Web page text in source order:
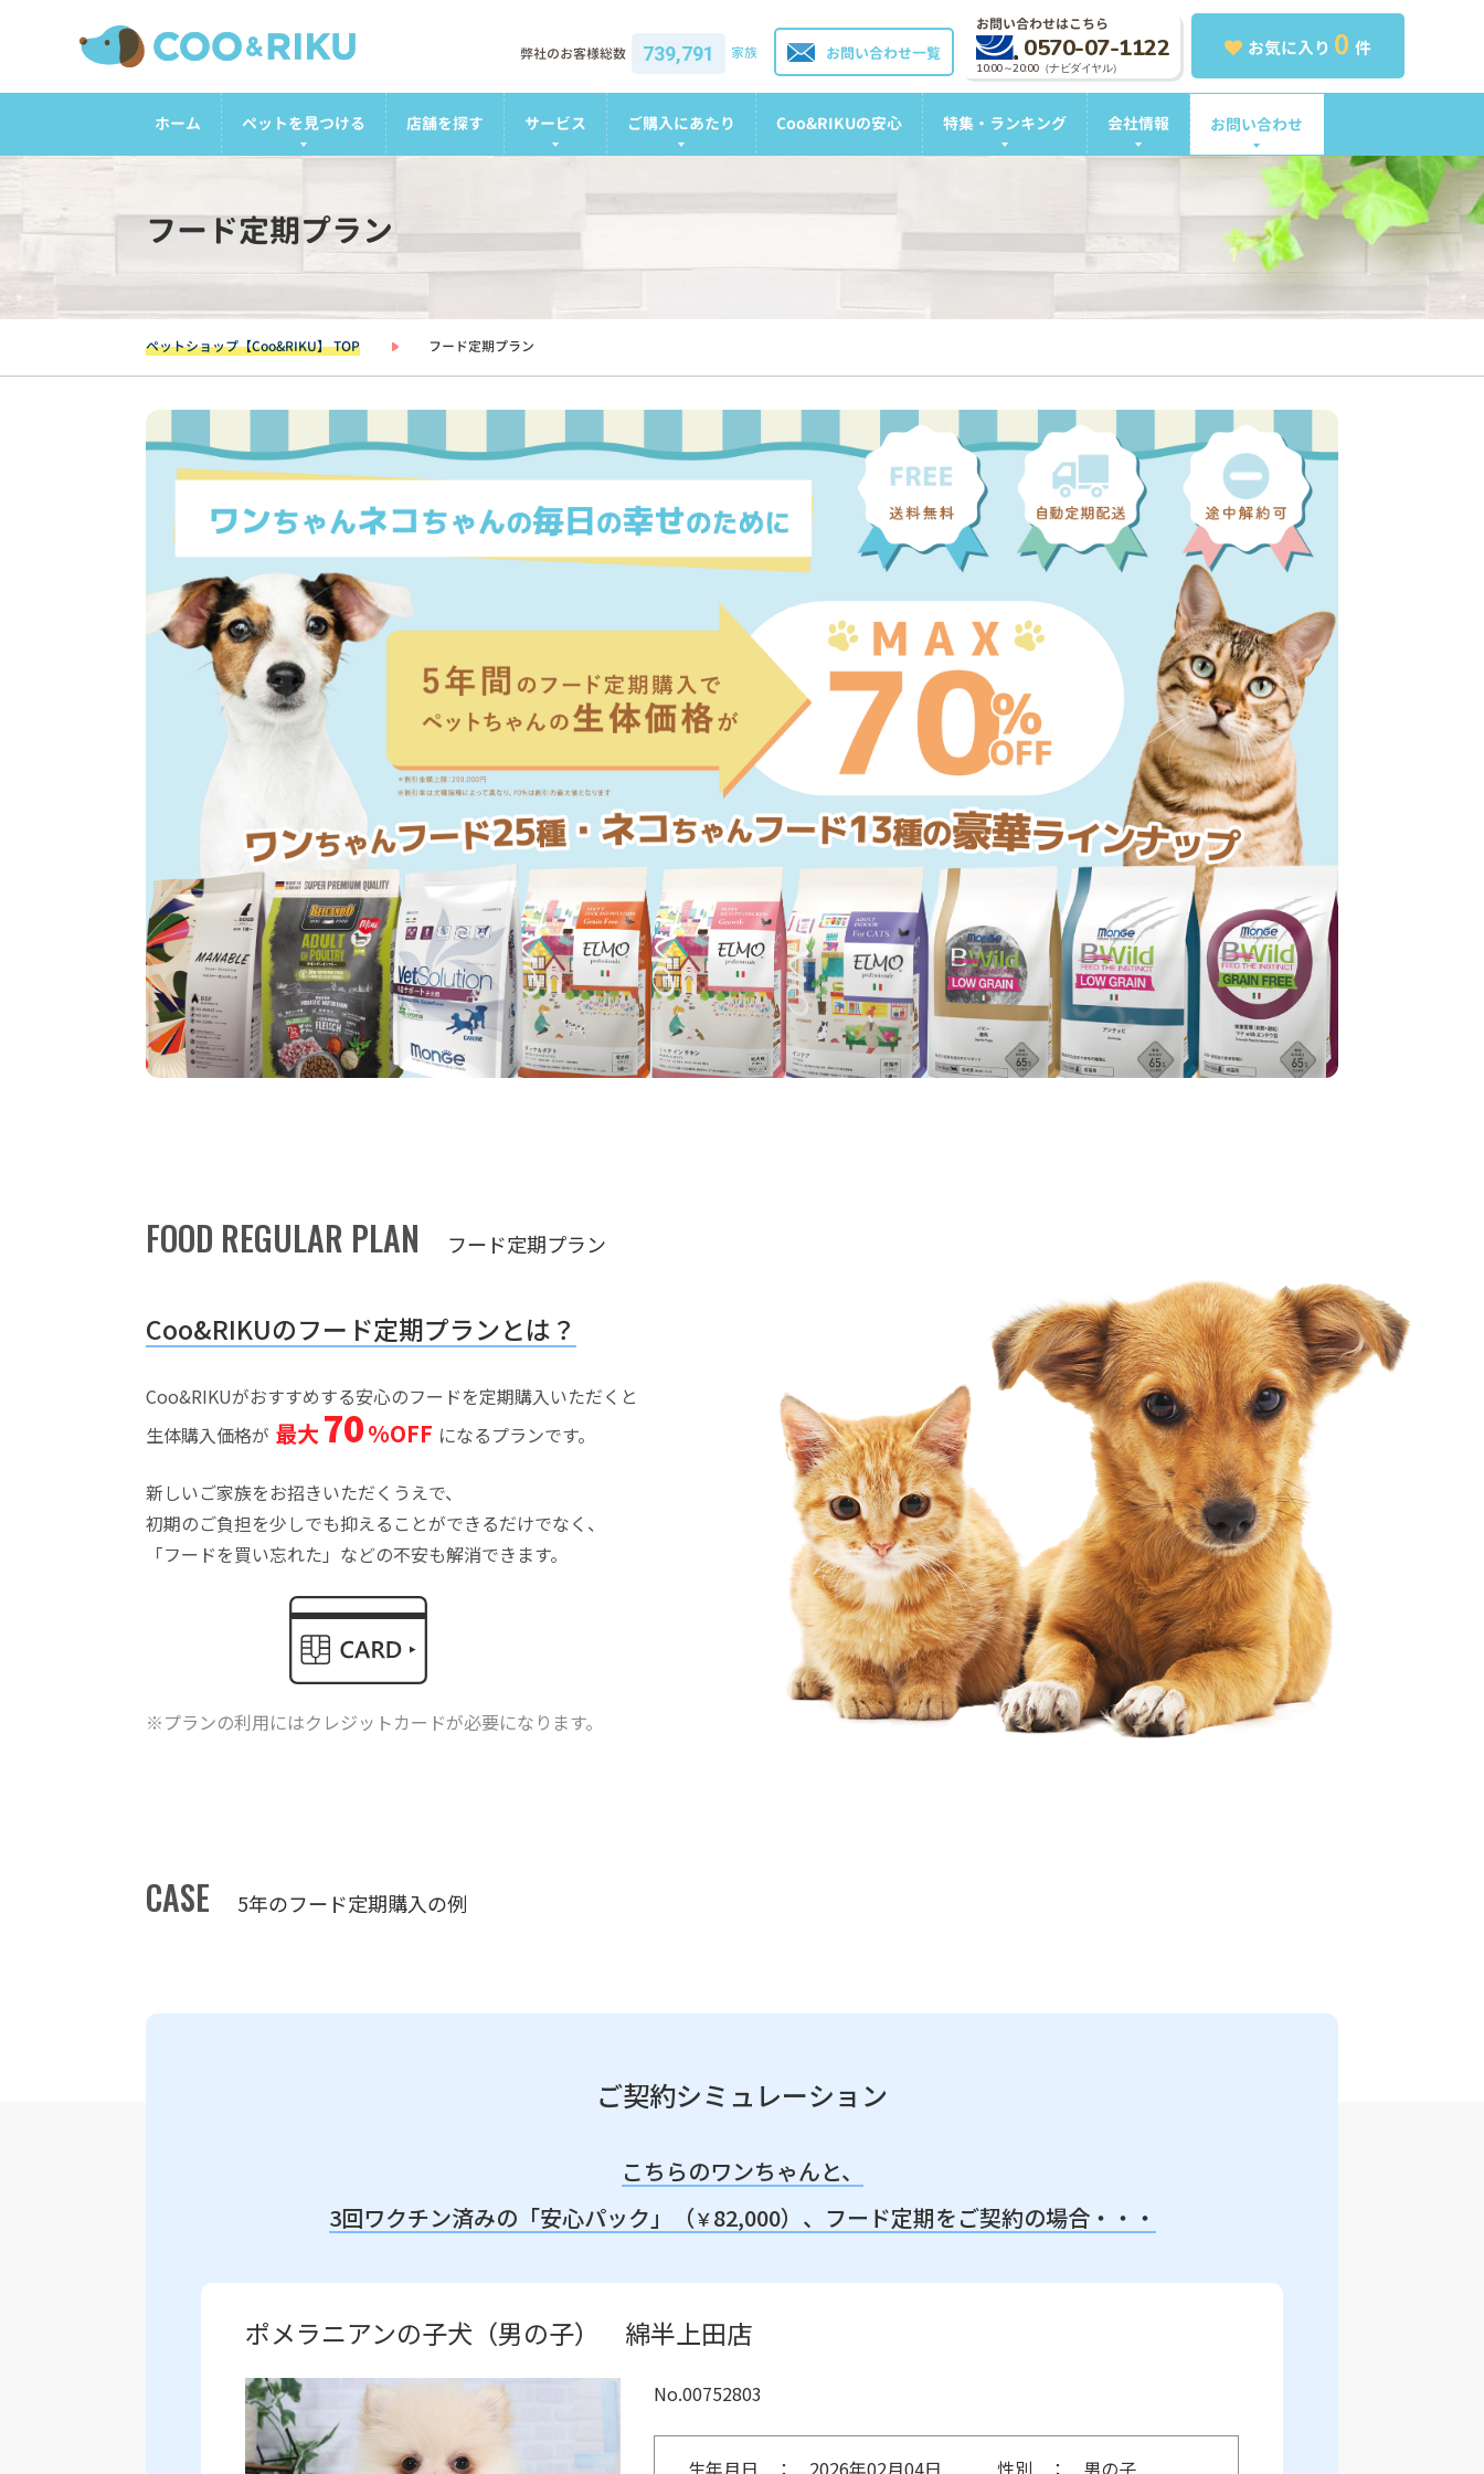
お気に入り 0 件
お問い合わせはこちら
0570-07-1122
10:00～20:00（ナビダイヤル）
お問い合わせ一覧
弊社のお客様総数 739,791 家族
ホーム ペットを見つける 店舗を探す サービス ご購入にあたり Coo&RIKUの安心 特集・ランキング 会社情報 お問い合わせ
フード定期プラン
ペットショップ【Coo&RIKU】 TOP フード定期プラン
FOOD REGULAR PLAN フード定期プラン
Coo&RIKUのフード定期プランとは？
Coo&RIKUがおすすめする安心のフードを定期購入いただくと
生体購入価格が 最大 70%OFF になるプランです。
新しいご家族をお招きいただくうえで、
初期のご負担を少しでも抑えることができるだけでなく、
「フードを買い忘れた」などの不安も解消できます。
※プランの利用にはクレジットカードが必要になります。
CASE 5年のフード定期購入の例
ご契約シミュレーション
こちらのワンちゃんと、
3回ワクチン済みの「安心パック」（￥82,000）、 フード定期をご契約の場合・・・
ポメラニアンの子犬（男の子） 綿半上田店
No.00752803
生年月日 2026年02月04日 性別 男の子